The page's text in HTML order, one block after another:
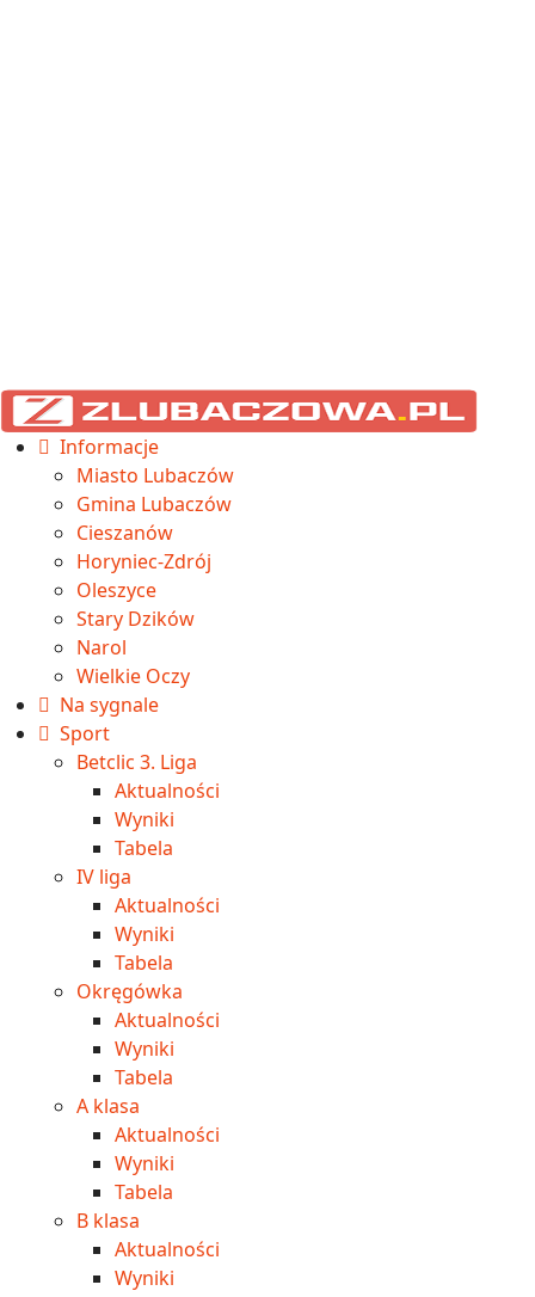
Informacje
Miasto Lubaczów
Gmina Lubaczów
Cieszanów
Horyniec-Zdrój
Oleszyce
Stary Dzików
Narol
Wielkie Oczy
Na sygnale
Sport
Betclic 3. Liga
Aktualności
Wyniki
Tabela
IV liga
Aktualności
Wyniki
Tabela
Okręgówka
Aktualności
Wyniki
Tabela
A klasa
Aktualności
Wyniki
Tabela
B klasa
Aktualności
Wyniki